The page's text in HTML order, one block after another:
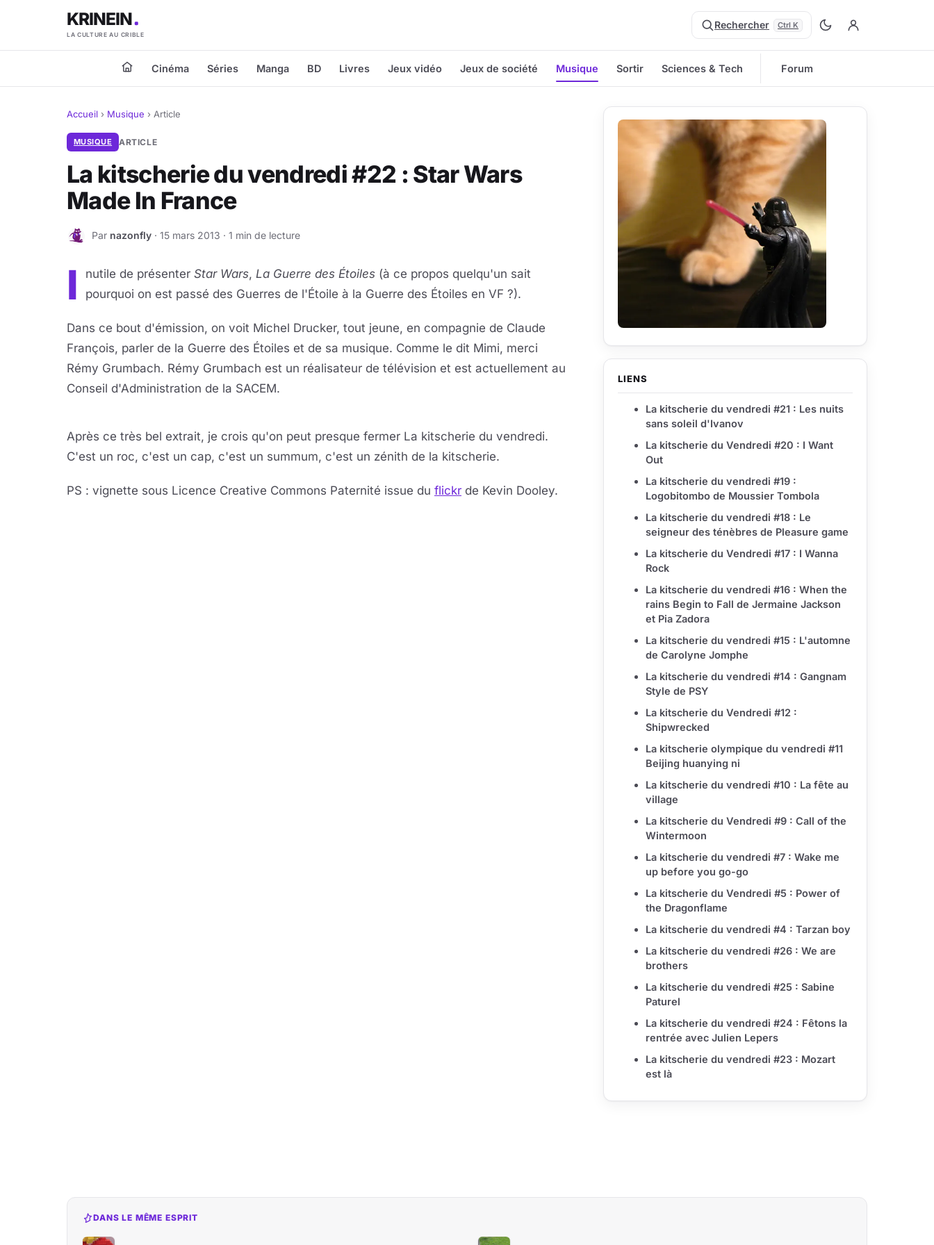
KRINEIN
LA CULTURE AU CRIBLE
Rechercher Ctrl K
Cinéma Séries Manga BD Livres Jeux vidéo Jeux de société Musique Sortir Sciences & Tech Forum
Accueil › Musique › Article
MUSIQUE ARTICLE
La kitscherie du vendredi #22 : Star Wars
Made In France
N Par nazonfly · 15 mars 2013 · 1 min de lecture
I nutile de présenter Star Wars, La Guerre des Étoiles (à ce propos quelqu'un sait
pourquoi on est passé des Guerres de l'Étoile à la Guerre des Étoiles en VF ?).
Dans ce bout d'émission, on voit Michel Drucker, tout jeune, en compagnie de Claude
François, parler de la Guerre des Étoiles et de sa musique. Comme le dit Mimi, merci
Rémy Grumbach. Rémy Grumbach est un réalisateur de télévision et est actuellement au
Conseil d'Administration de la SACEM.
YouTube · le lecteur se charge au clic
Après ce très bel extrait, je crois qu'on peut presque fermer La kitscherie du vendredi.
C'est un roc, c'est un cap, c'est un summum, c'est un zénith de la kitscherie.
PS : vignette sous Licence Creative Commons Paternité issue du flickr de Kevin Dooley.
LIENS
La kitscherie du vendredi #21 : Les nuits
sans soleil d'Ivanov
La kitscherie du Vendredi #20 : I Want
Out
La kitscherie du vendredi #19 :
Logobitombo de Moussier Tombola
La kitscherie du vendredi #18 : Le
seigneur des ténèbres de Pleasure game
La kitscherie du Vendredi #17 : I Wanna
Rock
La kitscherie du vendredi #16 : When the
rains Begin to Fall de Jermaine Jackson
et Pia Zadora
La kitscherie du vendredi #15 : L'automne
de Carolyne Jomphe
La kitscherie du vendredi #14 : Gangnam
Style de PSY
La kitscherie du Vendredi #12 :
Shipwrecked
La kitscherie olympique du vendredi #11
Beijing huanying ni
La kitscherie du vendredi #10 : La fête au
village
La kitscherie du Vendredi #9 : Call of the
Wintermoon
La kitscherie du vendredi #7 : Wake me
up before you go-go
La kitscherie du Vendredi #5 : Power of
the Dragonflame
La kitscherie du vendredi #4 : Tarzan boy
La kitscherie du vendredi #26 : We are
brothers
La kitscherie du vendredi #25 : Sabine
Paturel
La kitscherie du vendredi #24 : Fêtons la
rentrée avec Julien Lepers
La kitscherie du vendredi #23 : Mozart
est là
DANS LE MÊME ESPRIT